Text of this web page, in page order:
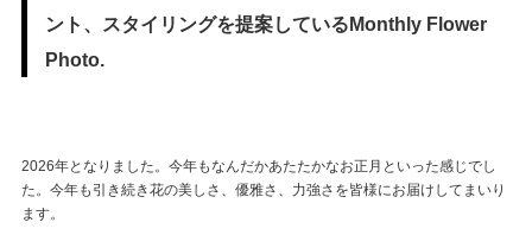
ENGLISH
KOREAN
ント、スタイリングを提案しているMonthly Flower
Photo.
2026年となりました。今年もなんだかあたたかなお正月といった感じでし
た。今年も引き続き花の美しさ、優雅さ、力強さを皆様にお届けしてまいり
ます。